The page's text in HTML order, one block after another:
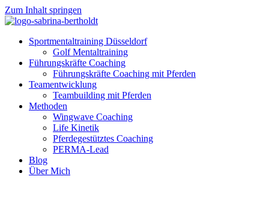
Zum Inhalt springen
Sportmentaltraining Düsseldorf
Golf Mentaltraining
Führungskräfte Coaching
Führungskräfte Coaching mit Pferden
Teamentwicklung
Teambuilding mit Pferden
Methoden
Wingwave Coaching
Life Kinetik
Pferdegestütztes Coaching
PERMA-Lead
Blog
Über Mich